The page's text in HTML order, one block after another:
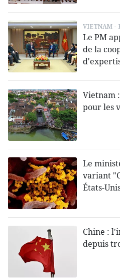
VIETNAM -
Le PM
de la
Vietnam
pour les
Le
variant
États-
Chine :
depuis